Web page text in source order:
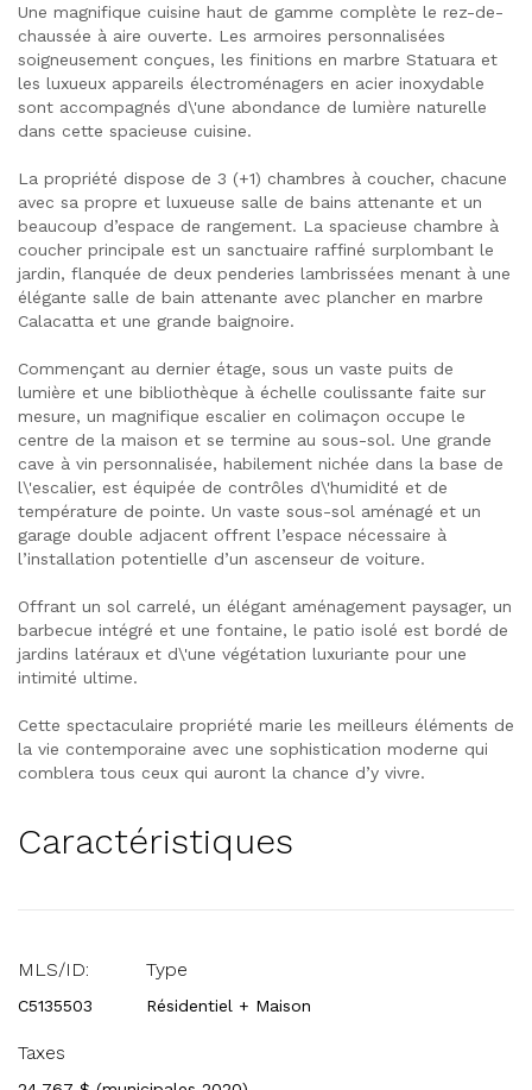
Une magnifique cuisine haut de gamme complète le rez-de-
chaussée à aire ouverte. Les armoires personnalisées
soigneusement conçues, les finitions en marbre Statuara et
les luxueux appareils électroménagers en acier inoxydable
sont accompagnés d\'une abondance de lumière naturelle
dans cette spacieuse cuisine.
La propriété dispose de 3 (+1) chambres à coucher, chacune
avec sa propre et luxueuse salle de bains attenante et un
beaucoup d’espace de rangement. La spacieuse chambre à
coucher principale est un sanctuaire raffiné surplombant le
jardin, flanquée de deux penderies lambrissées menant à une
élégante salle de bain attenante avec plancher en marbre
Calacatta et une grande baignoire.
Commençant au dernier étage, sous un vaste puits de
lumière et une bibliothèque à échelle coulissante faite sur
mesure, un magnifique escalier en colimaçon occupe le
centre de la maison et se termine au sous-sol. Une grande
cave à vin personnalisée, habilement nichée dans la base de
l\'escalier, est équipée de contrôles d\'humidité et de
température de pointe. Un vaste sous-sol aménagé et un
garage double adjacent offrent l’espace nécessaire à
l’installation potentielle d’un ascenseur de voiture.
Offrant un sol carrelé, un élégant aménagement paysager, un
barbecue intégré et une fontaine, le patio isolé est bordé de
jardins latéraux et d\'une végétation luxuriante pour une
intimité ultime.
Cette spectaculaire propriété marie les meilleurs éléments de
la vie contemporaine avec une sophistication moderne qui
comblera tous ceux qui auront la chance d’y vivre.
Caractéristiques
MLS/ID:
C5135503
Type
Résidentiel + Maison
Taxes